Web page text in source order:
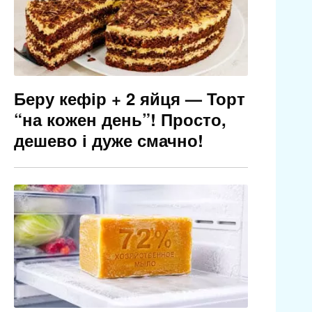
Беру кефір + 2 яйця — Торт
“на кожен день”! Просто,
дешево і дуже смачно!